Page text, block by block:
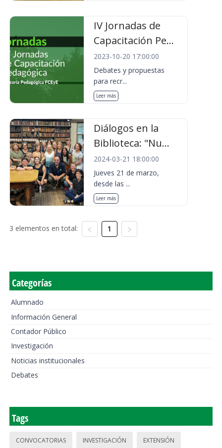
IV Jornadas de
Capacitación Pe...
2023-10-20 17:00:00
Debates y propuestas
para recr...
Leer más
Diálogos en la
Biblioteca: "Nu...
2024-03-21 18:00:00
Jueves 21 de marzo,
desde las ...
Leer más
3 elementos en total: 1
Categorías
Alumnado
Información General
Contador Público
Investigación
Noticias institucionales
Debates
Tags
CONVOCATORIAS INVESTIGACIÓN EXTENSIÓN